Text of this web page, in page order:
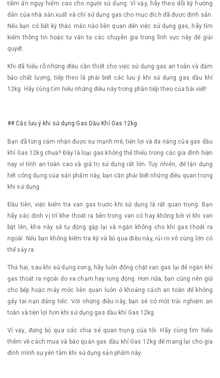
tiềm ẩn nguy hiểm cao cho người sử dụng. Vì vậy, hãy theo dõi kỹ hướng
dẫn của nhà sản xuất và chỉ sử dụng gas cho mục đích đã được định sẵn.
Nếu bạn có bất kỳ thắc mắc nào liên quan đến việc sử dụng gas, hãy tìm
kiếm thông tin hoặc tư vấn từ các chuyên gia trong lĩnh vực này để giải
quyết.
Khi đã hiểu rõ những điều cần thiết cho việc sử dụng gas an toàn và đảm
bảo chất lượng, tiếp theo là phải biết các lưu ý khi sử dụng gas dầu khí
12kg. Hãy cùng tìm hiểu những điều này trong phần tiếp theo của bài viết!
## Các lưu ý khi sử dụng Gas Dầu Khí Gas 12kg
Bạn đã từng cảm nhận được sự mạnh mẽ, tiện lợi và đa năng của gas dầu
khí Gas 12kg chưa? Đây là loại gas không thể thiếu trong các gia đình hiện
nay vì tính an toàn cao và giá trị sử dụng rất lớn. Tuy nhiên, để tận dụng
hết công dụng của sản phẩm này, bạn cần phải biết những điều quan trọng
khi sử dụng.
Đầu tiên, việc kiểm tra van gas trước khi sử dụng là rất quan trọng. Bạn
hãy xác định vị trí khe thoát ra bên trong van có hay không bởi vì khi van
bật lên, khe này sẽ tự động gập lại và ngăn không cho khí gas thoát ra
ngoài. Nếu bạn không kiểm tra kỹ và bỏ qua điều này, rủi ro vô cùng lớn có
thể xảy ra.
Thứ hai, sau khi sử dụng xong, hãy luôn đóng chặt van gas lại để ngăn khí
gas thoát ra ngoài do va chạm hay rung động. Hơn nữa, bạn cũng nên giữ
cho bếp hoặc máy móc liên quan luôn ở khoảng cách an toàn để không
gây tai nạn đáng tiếc. Với những điều này, bạn sẽ có một trải nghiệm an
toàn và tiện lợi hơn khi sử dụng gas dầu khí Gas 12kg.
Vì vậy, đừng bỏ qua các chia sẻ quan trọng của tôi. Hãy cùng tìm hiểu
thêm về cách mua và bảo quản gas dầu khí Gas 12kg để mang lại cho gia
đình mình sự yên tâm khi sử dụng sản phẩm này.